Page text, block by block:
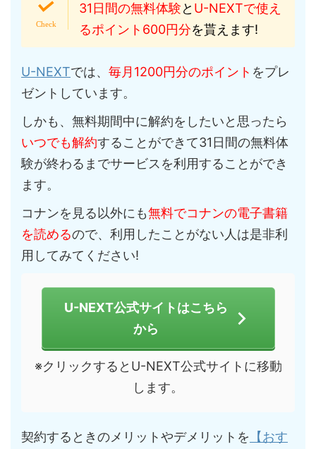
31日間の無料体験と U-NEXTで使え
るポイント600円分を貰えます!
U-NEXTでは、 毎月1200円分のポイント をプレ
ゼントしています。
しかも、無料期間中に解約をしたいと思ったら
いつでも解約することができて31日間の無料体
験が終わるまでサービスを利用することができ
ます。
コナンを見る以外にも無料でコナンの電子書籍
を読めるので、利用したことがない人は是非利
用してみてください!
U-NEXT公式サイトはこちら
から
※クリックするとU-NEXT公式サイトに移動
します。
契約するときのメリットやデメリットを 【おす